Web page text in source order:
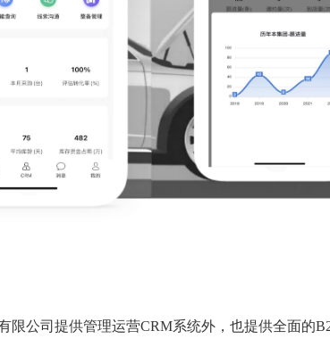
限公司提供管理运营CRM系统外，也提供全面的